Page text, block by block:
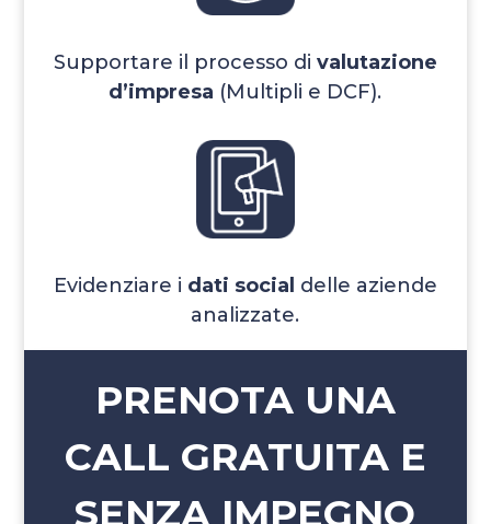
Supportare il processo di valutazione
d’impresa (Multipli e DCF).
Evidenziare i dati social delle aziende
analizzate.
PRENOTA UNA
CALL GRATUITA E
SENZA IMPEGNO